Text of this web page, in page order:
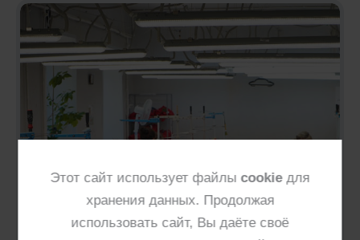
Этот сайт использует файлы cookieдля
хранения данных. Продолжая
использовать сайт, Вы даёте своё